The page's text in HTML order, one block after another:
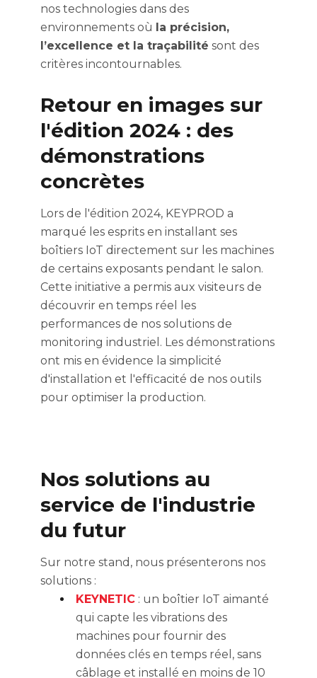
nos technologies dans des
environnements où la précision,
l’excellence et la traçabilité sont des
critères incontournables.
Retour en images sur
l'édition 2024 : des
démonstrations
concrètes
Lors de l'édition 2024, KEYPROD a
marqué les esprits en installant ses
boîtiers IoT directement sur les machines
de certains exposants pendant le salon.
Cette initiative a permis aux visiteurs de
découvrir en temps réel les
performances de nos solutions de
monitoring industriel. Les démonstrations
ont mis en évidence la simplicité
d'installation et l'efficacité de nos outils
pour optimiser la production.
Nos solutions au
service de l'industrie
du futur
Sur notre stand, nous présenterons nos
solutions :
KEYNETIC: un boîtier IoT aimanté
qui capte les vibrations des
machines pour fournir des
données clés en temps réel, sans
câblage et installé en moins de 10